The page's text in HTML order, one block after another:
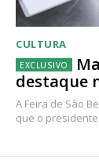
CULTURA
destaque
A Feira de São
que o